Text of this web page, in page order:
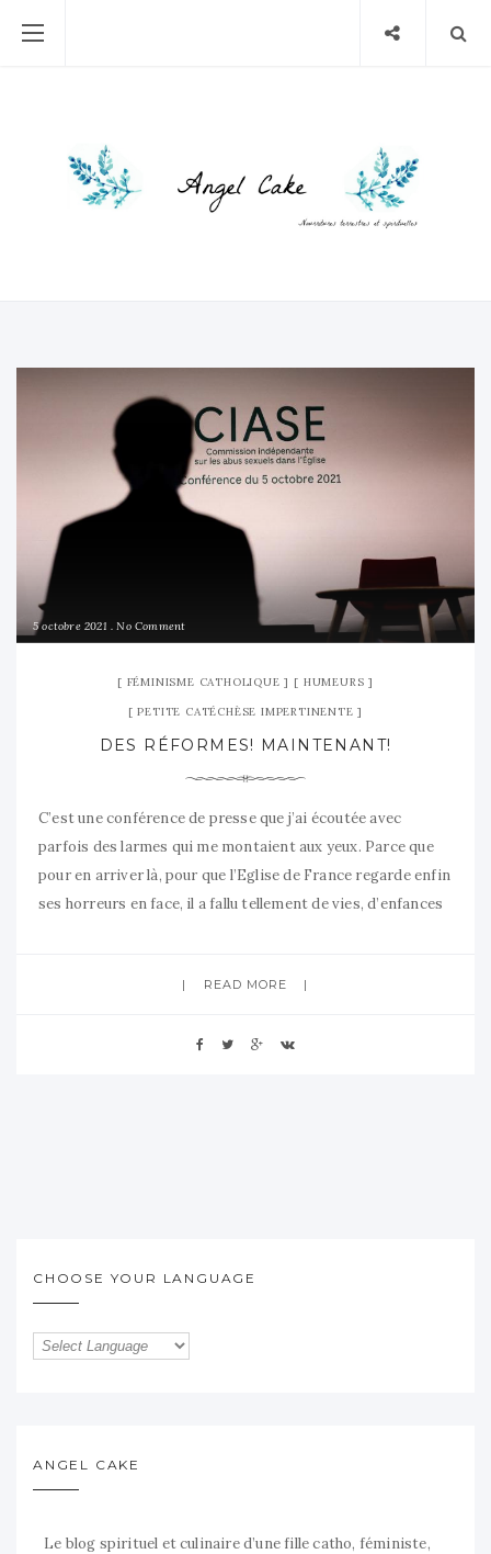
5 octobre 2021 No Comment
FÉMINISME CATHOLIQUE HUMEURS
PETITE CATÉCHÈSE IMPERTINENTE
DES RÉFORMES! MAINTENANT!
C’est une conférence de presse que j’ai écoutée avec
parfois des larmes qui me montaient aux yeux. Parce que
pour en arriver là, pour que l’Eglise de France regarde enfin
ses horreurs en face, il a fallu tellement de vies, d’enfances
READ MORE
CHOOSE YOUR LANGUAGE
ANGEL CAKE
Le blog spirituel et culinaire d’une fille catho, féministe,